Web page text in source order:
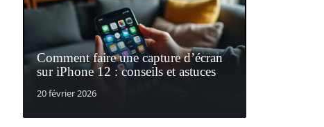
Comment faire une capture d’écran
sur iPhone 12 : conseils et astuces
20 février 2026